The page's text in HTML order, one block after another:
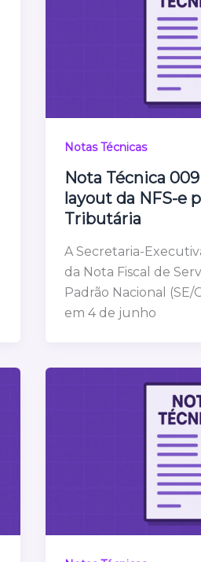
Notas Técnicas
Nota Técnica
layout da NFS-e
Tributária
A Secretaria-
da Nota Fiscal de
Padrão Nacional
em 4 de junho